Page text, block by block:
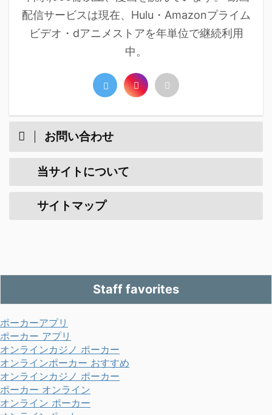
配信サービスは現在、Hulu・Amazonプライム
ビデオ・dアニメストアを年単位で継続利用
中。
お問い合わせ
当サイトについて
サイトマップ
Staff favorites
ポーカーアプリ
ポーカー アプリ
オンラインカジノ ポーカー
オンラインポーカー おすすめ
オンラインカジノ ポーカー
ポーカー オンライン
オンライン ポーカー